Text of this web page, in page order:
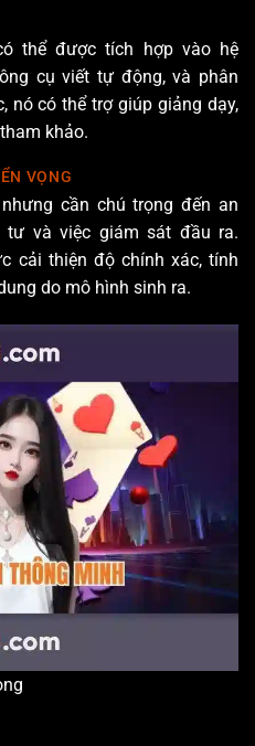
thể được tích hợp vào hệ
cụ viết tự động, và phân
nó có thể trợ giúp giảng dạy,
khảo.
VỌNG
cần chú trọng đến an
tư và việc giám sát đầu ra.
cải thiện độ chính xác, tính
do mô hình sinh ra.